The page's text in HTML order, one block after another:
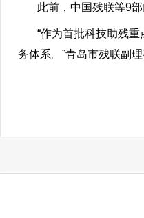
此前，中国残联等9部
“作为首批科技助残重
务体系。”青岛市残联副